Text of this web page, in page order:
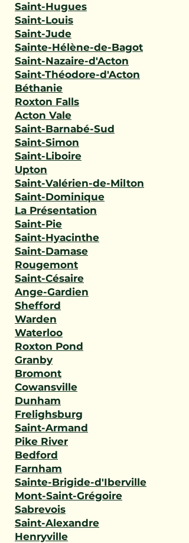
Saint-Hugues
Saint-Louis
Saint-Jude
Sainte-Hélène-de-Bagot
Saint-Nazaire-d'Acton
Saint-Théodore-d'Acton
Béthanie
Roxton Falls
Acton Vale
Saint-Barnabé-Sud
Saint-Simon
Saint-Liboire
Upton
Saint-Valérien-de-Milton
Saint-Dominique
La Présentation
Saint-Pie
Saint-Hyacinthe
Saint-Damase
Rougemont
Saint-Césaire
Ange-Gardien
Shefford
Warden
Waterloo
Roxton Pond
Granby
Bromont
Cowansville
Dunham
Frelighsburg
Saint-Armand
Pike River
Bedford
Farnham
Sainte-Brigide-d'Iberville
Mont-Saint-Grégoire
Sabrevois
Saint-Alexandre
Henryville